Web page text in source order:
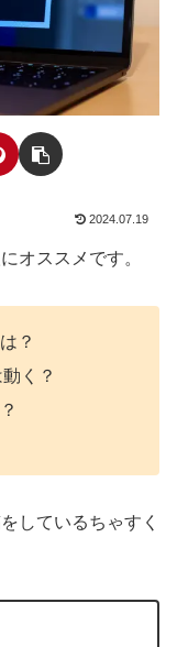
2024.07.19
オススメです。
？
く？
しているちゃすく